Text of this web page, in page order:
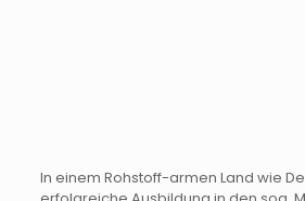
In einem Rohstoff-armen Land wie